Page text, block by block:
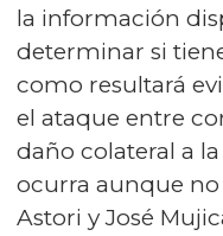
la información
determinar si
como resultará
el ataque entre
daño colateral a
ocurra aunque no
Astori y José